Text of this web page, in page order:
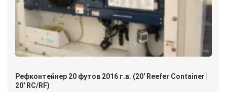
Рефконтейнер 20 футов 2016 г.в. (20′ Reefer Container |
20′ RC/RF)